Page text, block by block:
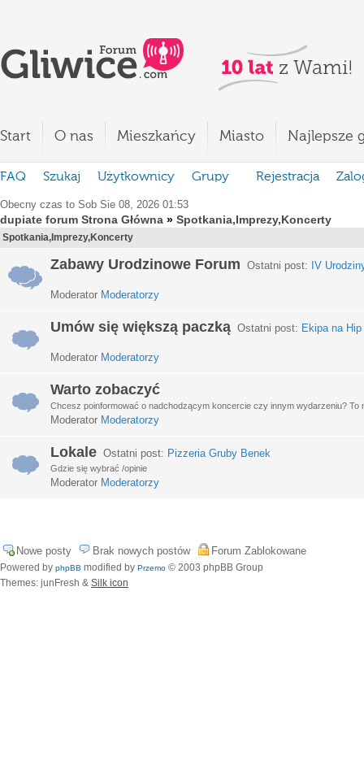
Start O nas Mieszkańcy Miasto Najlepsze
FAQ Szukaj Użytkownicy Grupy Rejestracja
Obecny czas to Sob Sie 08, 2026 01:53
dupiate forum Strona Główna » Spotkania,Imprezy,Koncerty
Spotkania,Imprezy,Koncerty
Zabawy Urodzinowe Forum Ostatni post: IV
Moderator Moderatorzy
Umów się większą paczką Ostatni post: Ekipa na
Moderator Moderatorzy
Warto zobaczyć
Chcesz poinformować o nadchodzącym koncercie czy innym wydarzeniu? To
Moderator Moderatorzy
Lokale Ostatni post: Pizzeria Gruby Benek
Gdzie się wybrać /opinie
Moderator Moderatorzy
Nowe posty Brak nowych postów Forum Zablokowane
Powered by phpBB modified by Przemo © 2003 phpBB Group
Themes: junFresh & Silk icon